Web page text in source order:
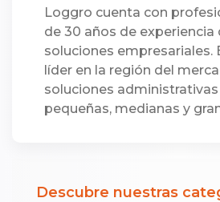
Loggro cuenta con
de 30 años de experiencia
soluciones empresariales.
líder en la región del
soluciones
pequeñas, medianas y
Descubre nuestras